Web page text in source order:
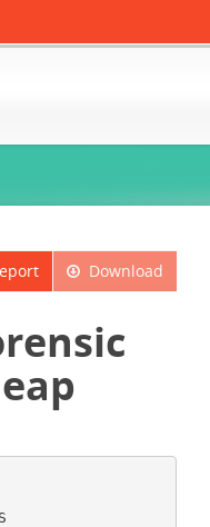
Download